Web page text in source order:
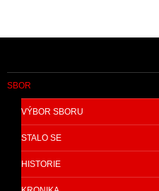
SBOR
VÝBOR SBORU
STALO SE
HISTORIE